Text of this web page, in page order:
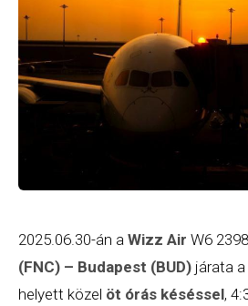
2025.06.30-án a Wizz Air W6
(FNC) – Budapest (BUD) járata
helyett közel öt órás késéssel,